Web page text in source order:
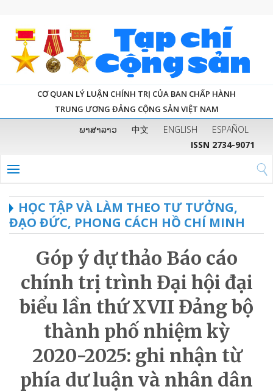
CƠ QUAN LÝ LUẬN CHÍNH TRỊ CỦA BAN CHẤP HÀNH
TRUNG ƯƠNG ĐẢNG CỘNG SẢN VIỆT NAM
ພາສາລາວ 中文 ENGLISH
ESPAÑOL
ISSN 2734-9071
HỌC TẬP VÀ LÀM THEO TƯ TƯỞNG,
ĐẠO ĐỨC, PHONG CÁCH HỒ CHÍ MINH
Góp ý dự thảo Báo cáo
chính trị trình Đại hội đại
biểu lần thứ XVII Đảng bộ
thành phố nhiệm kỳ
2020-2025: ghi nhận từ
phía dư luận và nhân dân